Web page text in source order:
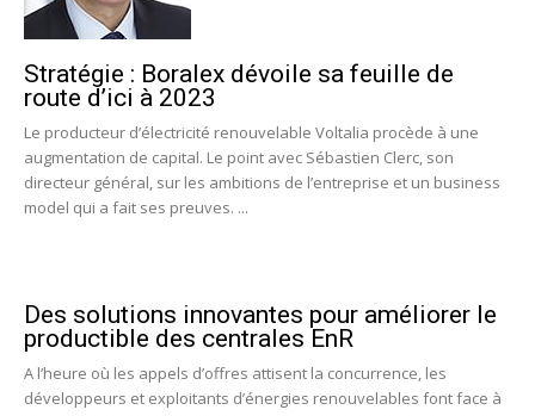
Stratégie : Boralex dévoile sa feuille de
route d’ici à 2023
Le producteur d’électricité renouvelable Voltalia procède à une
augmentation de capital. Le point avec Sébastien Clerc, son
directeur général, sur les ambitions de l’entreprise et un business
model qui a fait ses preuves. ...
Des solutions innovantes pour améliorer le
productible des centrales EnR
A l’heure où les appels d’offres attisent la concurrence, les
développeurs et exploitants d’énergies renouvelables font face à